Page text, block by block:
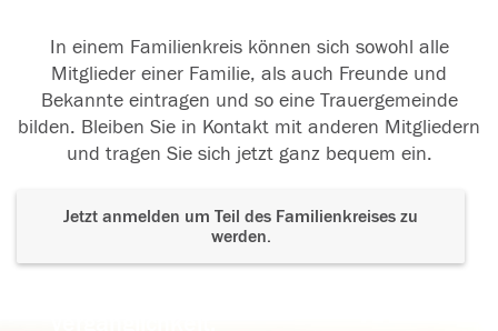
In einem Familienkreis können sich sowohl alle
Mitglieder einer Familie, als auch Freunde und
Bekannte eintragen und so eine Trauergemeinde
bilden. Bleiben Sie in Kontakt mit anderen Mitgliedern
und tragen Sie sich jetzt ganz bequem ein.
Jetzt anmelden um Teil des Familienkreises zu
werden.